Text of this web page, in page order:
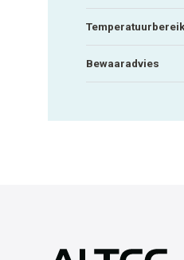
Temperatuurbereik
Bewaaradvies